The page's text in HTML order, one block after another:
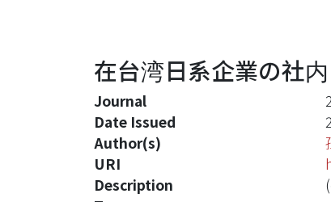
在台湾日系企業の社
Journal
Date Issued
Author(s)
URI
Description